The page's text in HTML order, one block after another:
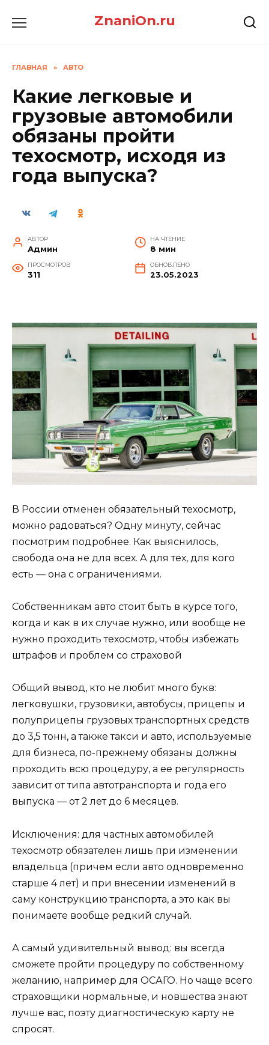
ZnaniOn.ru
ГЛАВНАЯ » АВТО
Какие легковые и
грузовые автомобили
обязаны пройти
техосмотр, исходя из
года выпуска?
АВТОР
Админ
НА ЧТЕНИЕ
8 мин
ПРОСМОТРОВ
311
ОБНОВЛЕНО
23.05.2023
В России отменен обязательный техосмотр,
можно радоваться? Одну минуту, сейчас
посмотрим подробнее. Как выяснилось,
свобода она не для всех. А для тех, для кого
есть — она с ограничениями.
Собственникам авто стоит быть в курсе того,
когда и как в их случае нужно, или вообще не
нужно проходить техосмотр, чтобы избежать
штрафов и проблем со страховой
Общий вывод, кто не любит много букв:
легковушки, грузовики, автобусы, прицепы и
полуприцепы грузовых транспортных средств
до 3,5 тонн, а также такси и авто, используемые
для бизнеса, по-прежнему обязаны должны
проходить всю процедуру, а ее регулярность
зависит от типа автотранспорта и года его
выпуска — от 2 лет до 6 месяцев.
Исключения: для частных автомобилей
техосмотр обязателен лишь при изменении
владельца (причем если авто одновременно
старше 4 лет) и при внесении изменений в
саму конструкцию транспорта, а это как вы
понимаете вообще редкий случай.
А самый удивительный вывод: вы всегда
сможете пройти процедуру по собственному
желанию, например для ОСАГО. Но чаще всего
страховщики нормальные, и новшества знают
лучше вас, поэту диагностическую карту не
спросят.